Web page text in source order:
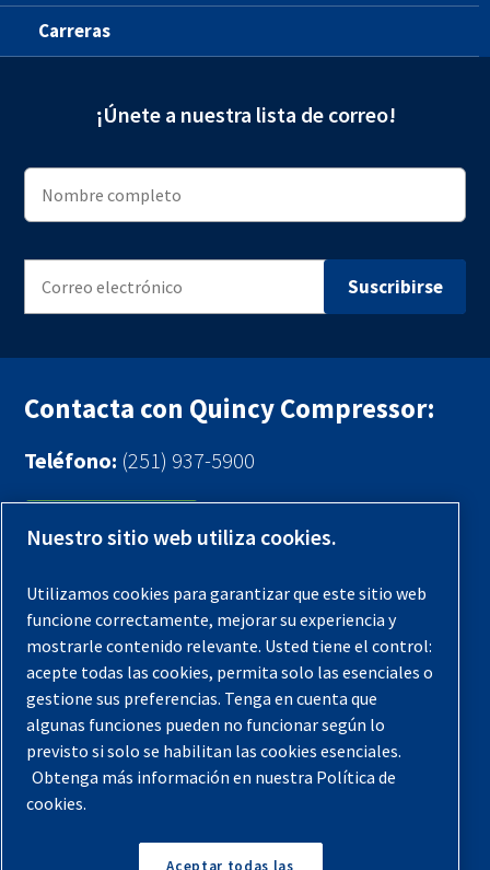
Carreras
¡Únete a nuestra lista de correo!
Contacta con Quincy Compressor:
Teléfono: (251) 937-5900
Contáctenos
Registra tu compresor
Aviso legal
Garantías
Política de privacidad
Términos y Condiciones
Mapa del sitio
© 2026 Quincy Compressor. Todos los derechos
Nuestro sitio web utiliza cookies.
Utilizamos cookies para garantizar que este sitio web
funcione correctamente, mejorar su experiencia y
mostrarle contenido relevante. Usted tiene el control:
acepte todas las cookies, permita solo las esenciales o
gestione sus preferencias. Tenga en cuenta que
algunas funciones pueden no funcionar según lo
previsto si solo se habilitan las cookies esenciales.
Obtenga más información en nuestra Política de
cookies.
Aceptar todas las